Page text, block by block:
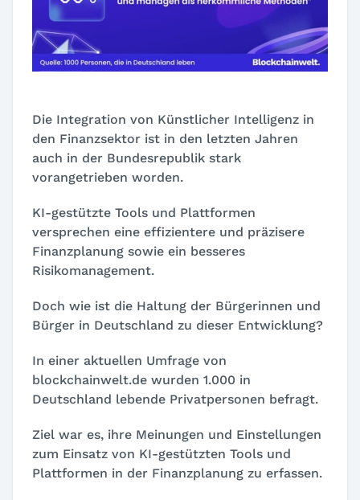
Die Integration von Künstlicher Intelligenz in
den Finanzsektor ist in den letzten Jahren
auch in der Bundesrepublik stark
vorangetrieben worden.
KI-gestützte Tools und Plattformen
versprechen eine effizientere und präzisere
Finanzplanung sowie ein besseres
Risikomanagement.
Doch wie ist die Haltung der Bürgerinnen und
Bürger in Deutschland zu dieser Entwicklung?
In einer aktuellen Umfrage von
blockchainwelt.de wurden 1.000 in
Deutschland lebende Privatpersonen befragt.
Ziel war es, ihre Meinungen und Einstellungen
zum Einsatz von KI-gestützten Tools und
Plattformen in der Finanzplanung zu erfassen.